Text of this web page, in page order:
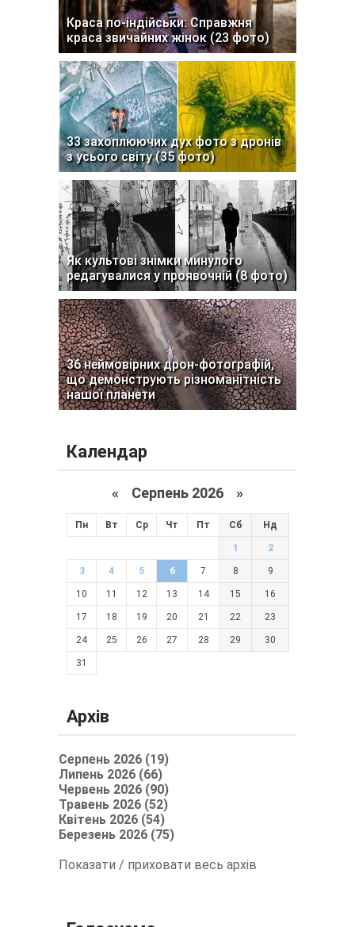
Краса по-індійськи: Справжня
краса звичайних жінок (23 фото)
33 захоплюючих дух фото з дронів
з усього світу (35 фото)
Як культові знімки минулого
редагувалися у проявочній (8 фото)
36 неймовірних дрон-фотографій,
що демонструють різноманітність
нашої планети
Календар
« Серпень 2026 »
Пн Вт Ср Чт Пт Сб Нд
1 2
3 4 5 6 7 8 9
10 11 12 13 14 15 16
17 18 19 20 21 22 23
24 25 26 27 28 29 30
31
Архів
Серпень 2026 (19)
Липень 2026 (66)
Червень 2026 (90)
Травень 2026 (52)
Квітень 2026 (54)
Березень 2026 (75)
Показати / приховати весь архів